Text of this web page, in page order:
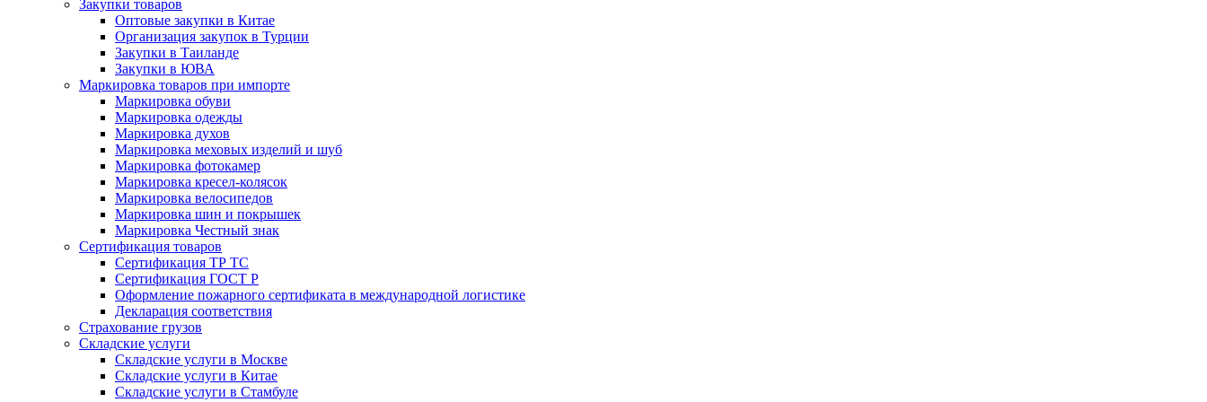
Закупки товаров
Оптовые закупки в Китае
Организация закупок в Турции
Закупки в Таиланде
Закупки в ЮВА
Маркировка товаров при импорте
Маркировка обуви
Маркировка одежды
Маркировка духов
Маркировка меховых изделий и шуб
Маркировка фотокамер
Маркировка кресел-колясок
Маркировка велосипедов
Маркировка шин и покрышек
Маркировка Честный знак
Сертификация товаров
Сертификация ТР ТС
Сертификация ГОСТ Р
Оформление пожарного сертификата в международной логистике
Декларация соответствия
Страхование грузов
Складские услуги
Складские услуги в Москве
Складские услуги в Китае
Складские услуги в Стамбуле